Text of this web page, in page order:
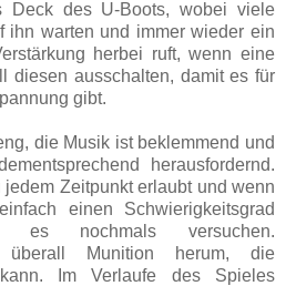
Deck des U-Boots, wobei viele
ihn warten und immer wieder ein
herbei ruft, wenn eine
diesen ausschalten, damit es für
gibt.
die Musik ist beklemmend und
herausfordernd.
Zeitpunkt erlaubt und wenn
einen Schwierigkeitsgrad
es nochmals versuchen.
überall Munition herum, die
Im Verlaufe des Spieles